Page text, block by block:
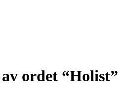
ordet “Holist”